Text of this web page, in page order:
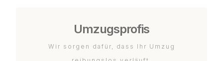
Umzugsprofis
Wir sorgen dafür, dass Ihr Umzug